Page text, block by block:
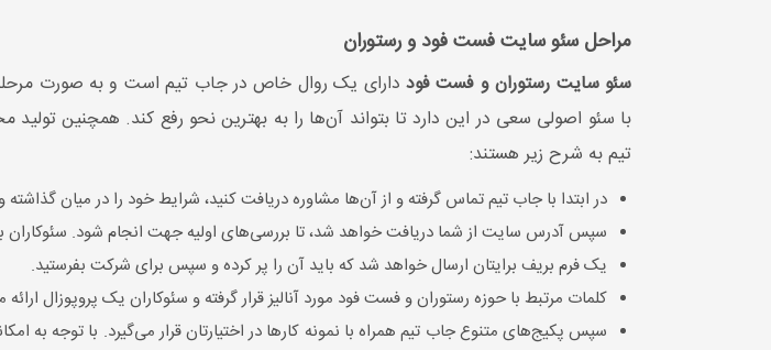
مراحل سئو سایت فست فود و رستوران
سئو سایت رستوران و فست فود دارای یک روال خاص در جاب تیم است و به صورت
تیم به شرح زیر هستند:
در ابتدا با جاب تیم تماس گرفته و از آن‌ها مشاوره دریافت کنید، شرایط خود را در میان
سپس آدرس سایت از شما دریافت خواهد شد، تا بررسی‌های اولیه جهت انجام شود. سئوکاران
یک فرم بریف برایتان ارسال خواهد شد که باید آن‌ را پر کرده و سپس برای شرکت بفرستید.
کلمات مرتبط با حوزه رستوران و فست فود مورد آنالیز قرار گرفته و سئوکاران یک پروپوزال
سپس پکیج‌های متنوع جاب تیم همراه با نمونه کارها در اختیارتان قرار می‌گیرد. با توجه به